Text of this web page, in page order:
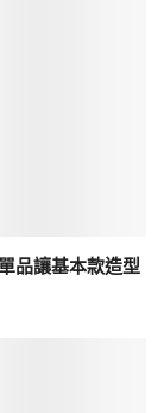
品讓基本款造型